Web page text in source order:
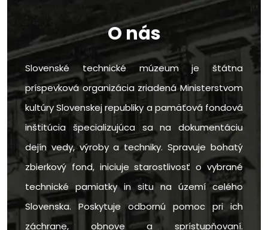
O nás
Slovenské technické múzeum je štátna
príspevková organizácia zriadená Ministerstvom
kultúry Slovenskej republiky a pamäťová fondová
inštitúcia špecializujúca sa na dokumentáciu
dejín vedy, výroby a techniky. Spravuje bohatý
zbierkový fond, iniciuje starostlivosť o vybrané
technické pamiatky in situ na území celého
Slovenska. Poskytuje odbornú pomoc pri ich
záchrane, obnove a sprístupňovaní.